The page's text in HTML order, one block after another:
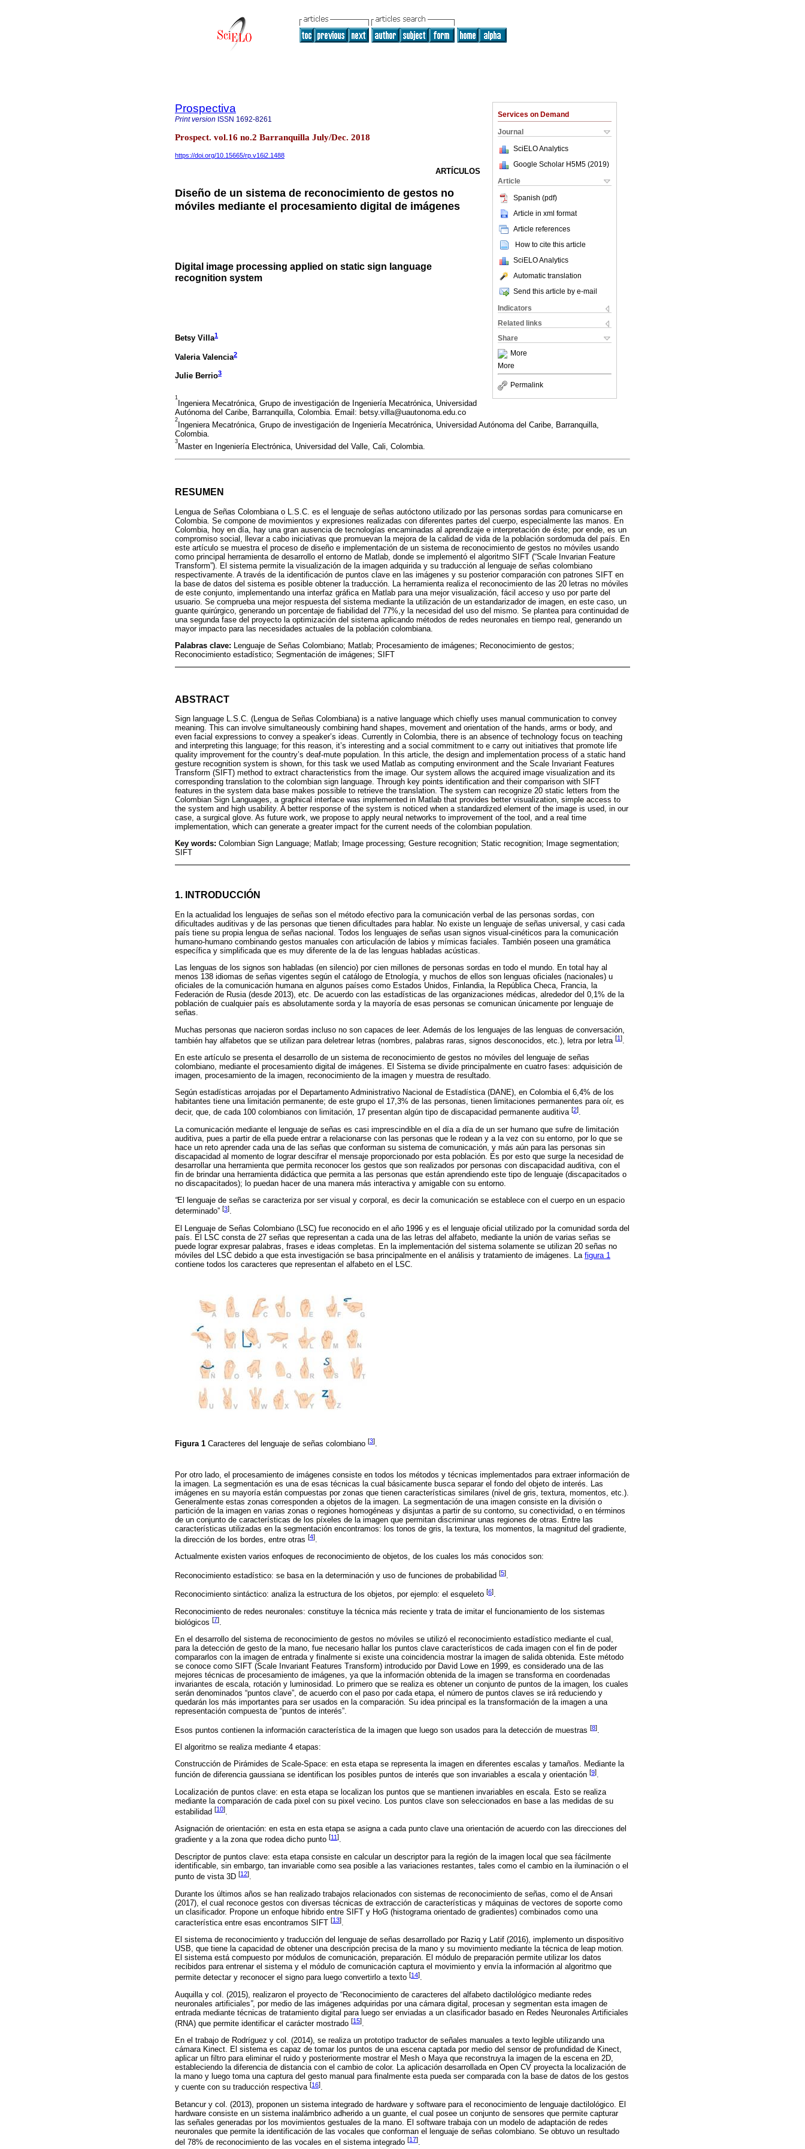
Services on Demand
Journal
SciELO Analytics
Google Scholar H5M5 (2019)
Article
Spanish (pdf)
Article in xml format
Article references
How to cite this article
SciELO Analytics
Automatic translation
Send this article by e-mail
Indicators
Related links
Share
More
More
Permalink
Prospectiva
Print version ISSN 1692-8261
Prospect. vol.16 no.2 Barranquilla July/Dec. 2018
https://doi.org/10.15665/rp.v16i2.1488
ARTÍCULOS
Diseño de un sistema de reconocimiento de gestos no
móviles mediante el procesamiento digital de imágenes
Digital image processing applied on static sign language
recognition system
Betsy Villa1
Valeria Valencia2
Julie Berrio3
1
Ingeniera Mecatrónica, Grupo de investigación de Ingeniería Mecatrónica, Universidad
Autónoma del Caribe, Barranquilla, Colombia. Email: betsy.villa@uautonoma.edu.co
2
Ingeniera Mecatrónica, Grupo de investigación de Ingeniería Mecatrónica, Universidad Autónoma del Caribe, Barranquilla,
Colombia.
3
Master en Ingeniería Electrónica, Universidad del Valle, Cali, Colombia.
RESUMEN
Lengua de Señas Colombiana o L.S.C. es el lenguaje de señas autóctono utilizado por las personas sordas para comunicarse en
Colombia. Se compone de movimientos y expresiones realizadas con diferentes partes del cuerpo, especialmente las manos. En
Colombia, hoy en día, hay una gran ausencia de tecnologías encaminadas al aprendizaje e interpretación de éste; por ende, es un
compromiso social, llevar a cabo iniciativas que promuevan la mejora de la calidad de vida de la población sordomuda del país. En
este artículo se muestra el proceso de diseño e implementación de un sistema de reconocimiento de gestos no móviles usando
como principal herramienta de desarrollo el entorno de Matlab, donde se implementó el algoritmo SIFT (“Scale Invarian Feature
Transform”). El sistema permite la visualización de la imagen adquirida y su traducción al lenguaje de señas colombiano
respectivamente. A través de la identificación de puntos clave en las imágenes y su posterior comparación con patrones SIFT en
la base de datos del sistema es posible obtener la traducción. La herramienta realiza el reconocimiento de las 20 letras no móviles
de este conjunto, implementando una interfaz gráfica en Matlab para una mejor visualización, fácil acceso y uso por parte del
usuario. Se comprueba una mejor respuesta del sistema mediante la utilización de un estandarizador de imagen, en este caso, un
guante quirúrgico, generando un porcentaje de fiabilidad del 77%,y la necesidad del uso del mismo. Se plantea para continuidad de
una segunda fase del proyecto la optimización del sistema aplicando métodos de redes neuronales en tiempo real, generando un
mayor impacto para las necesidades actuales de la población colombiana.
Palabras clave:
Lenguaje de Señas Colombiano; Matlab; Procesamiento de imágenes; Reconocimiento de gestos;
Reconocimiento estadístico; Segmentación de imágenes; SIFT
ABSTRACT
Sign language L.S.C. (Lengua de Señas Colombiana) is a native language which chiefly uses manual communication to convey
meaning. This can involve simultaneously combining hand shapes, movement and orientation of the hands, arms or body, and
even facial expressions to convey a speaker’s ideas. Currently in Colombia, there is an absence of technology focus on teaching
and interpreting this language; for this reason, it’s interesting and a social commitment to e carry out initiatives that promote life
quality improvement for the country’s deaf-mute population. In this article, the design and implementation process of a static hand
gesture recognition system is shown, for this task we used Matlab as computing environment and the Scale Invariant Features
Transform (SIFT) method to extract characteristics from the image. Our system allows the acquired image visualization and its
corresponding translation to the colombian sign language. Through key points identification and their comparison with SIFT
features in the system data base makes possible to retrieve the translation. The system can recognize 20 static letters from the
Colombian Sign Languages, a graphical interface was implemented in Matlab that provides better visualization, simple access to
the system and high usability. A better response of the system is noticed when a standardized element of the image is used, in our
case, a surgical glove. As future work, we propose to apply neural networks to improvement of the tool, and a real time
implementation, which can generate a greater impact for the current needs of the colombian population.
Key words: Colombian Sign Language; Matlab; Image processing; Gesture recognition; Static recognition; Image segmentation;
SIFT
1. INTRODUCCIÓN
En la actualidad los lenguajes de señas son el método efectivo para la comunicación verbal de las personas sordas, con
dificultades auditivas y de las personas que tienen dificultades para hablar. No existe un lenguaje de señas universal, y casi cada
país tiene su propia lengua de señas nacional. Todos los lenguajes de señas usan signos visual-cinéticos para la comunicación
humano-humano combinando gestos manuales con articulación de labios y mímicas faciales. También poseen una gramática
específica y simplificada que es muy diferente de la de las lenguas habladas acústicas.
Las lenguas de los signos son habladas (en silencio) por cien millones de personas sordas en todo el mundo. En total hay al
menos 138 idiomas de señas vigentes según el catálogo de Etnología, y muchos de ellos son lenguas oficiales (nacionales) u
oficiales de la comunicación humana en algunos países como Estados Unidos, Finlandia, la República Checa, Francia, la
Federación de Rusia (desde 2013), etc. De acuerdo con las estadísticas de las organizaciones médicas, alrededor del 0,1% de la
población de cualquier país es absolutamente sorda y la mayoría de esas personas se comunican únicamente por lenguaje de
señas.
Muchas personas que nacieron sordas incluso no son capaces de leer. Además de los lenguajes de las lenguas de conversación,
también hay alfabetos que se utilizan para deletrear letras (nombres, palabras raras, signos desconocidos, etc.), letra por letra [1].
En este artículo se presenta el desarrollo de un sistema de reconocimiento de gestos no móviles del lenguaje de señas
colombiano, mediante el procesamiento digital de imágenes. El Sistema se divide principalmente en cuatro fases: adquisición de
imagen, procesamiento de la imagen, reconocimiento de la imagen y muestra de resultado.
Según estadísticas arrojadas por el Departamento Administrativo Nacional de Estadística (DANE), en Colombia el 6,4% de los
habitantes tiene una limitación permanente; de este grupo el 17,3% de las personas, tienen limitaciones permanentes para oír, es
decir, que, de cada 100 colombianos con limitación, 17 presentan algún tipo de discapacidad permanente auditiva [2].
La comunicación mediante el lenguaje de señas es casi imprescindible en el día a día de un ser humano que sufre de limitación
auditiva, pues a partir de ella puede entrar a relacionarse con las personas que le rodean y a la vez con su entorno, por lo que se
hace un reto aprender cada una de las señas que conforman su sistema de comunicación, y más aún para las personas sin
discapacidad al momento de lograr descifrar el mensaje proporcionado por esta población. Es por esto que surge la necesidad de
desarrollar una herramienta que permita reconocer los gestos que son realizados por personas con discapacidad auditiva, con el
fin de brindar una herramienta didáctica que permita a las personas que están aprendiendo este tipo de lenguaje (discapacitados o
no discapacitados); lo puedan hacer de una manera más interactiva y amigable con su entorno.
“El lenguaje de señas se caracteriza por ser visual y corporal, es decir la comunicación se establece con el cuerpo en un espacio
determinado” [3].
El Lenguaje de Señas Colombiano (LSC) fue reconocido en el año 1996 y es el lenguaje oficial utilizado por la comunidad sorda del
país. El LSC consta de 27 señas que representan a cada una de las letras del alfabeto, mediante la unión de varias señas se
puede lograr expresar palabras, frases e ideas completas. En la implementación del sistema solamente se utilizan 20 señas no
móviles del LSC debido a que esta investigación se basa principalmente en el análisis y tratamiento de imágenes. La figura 1
contiene todos los caracteres que representan el alfabeto en el LSC.
Figura 1 Caracteres del lenguaje de señas colombiano [3].
Por otro lado, el procesamiento de imágenes consiste en todos los métodos y técnicas implementados para extraer información de
la imagen. La segmentación es una de esas técnicas la cual básicamente busca separar el fondo del objeto de interés. Las
imágenes en su mayoría están compuestas por zonas que tienen características similares (nivel de gris, textura, momentos, etc.).
Generalmente estas zonas corresponden a objetos de la imagen. La segmentación de una imagen consiste en la división o
partición de la imagen en varias zonas o regiones homogéneas y disjuntas a partir de su contorno, su conectividad, o en términos
de un conjunto de características de los píxeles de la imagen que permitan discriminar unas regiones de otras. Entre las
características utilizadas en la segmentación encontramos: los tonos de gris, la textura, los momentos, la magnitud del gradiente,
la dirección de los bordes, entre otras [4].
Actualmente existen varios enfoques de reconocimiento de objetos, de los cuales los más conocidos son:
Reconocimiento estadístico: se basa en la determinación y uso de funciones de probabilidad [5].
Reconocimiento sintáctico: analiza la estructura de los objetos, por ejemplo: el esqueleto [6].
Reconocimiento de redes neuronales: constituye la técnica más reciente y trata de imitar el funcionamiento de los sistemas
biológicos [7].
En el desarrollo del sistema de reconocimiento de gestos no móviles se utilizó el reconocimiento estadístico mediante el cual,
para la detección de gesto de la mano, fue necesario hallar los puntos clave característicos de cada imagen con el fin de poder
compararlos con la imagen de entrada y finalmente si existe una coincidencia mostrar la imagen de salida obtenida. Este método
se conoce como SIFT (Scale Invariant Features Transform) introducido por David Lowe en 1999, es considerado una de las
mejores técnicas de procesamiento de imágenes, ya que la información obtenida de la imagen se transforma en coordenadas
invariantes de escala, rotación y luminosidad. Lo primero que se realiza es obtener un conjunto de puntos de la imagen, los cuales
serán denominados “puntos clave”, de acuerdo con el paso por cada etapa, el número de puntos claves se irá reduciendo y
quedarán los más importantes para ser usados en la comparación. Su idea principal es la transformación de la imagen a una
representación compuesta de “puntos de interés”.
Esos puntos contienen la información característica de la imagen que luego son usados para la detección de muestras [8]
El algoritmo se realiza mediante 4 etapas:
Construcción de Pirámides de Scale-Space: en esta etapa se representa la imagen en diferentes escalas y tamaños. Mediante la
función de diferencia gaussiana se identifican los posibles puntos de interés que son invariables a escala y orientación [9].
Localización de puntos clave: en esta etapa se localizan los puntos que se mantienen invariables en escala. Esto se realiza
mediante la comparación de cada pixel con su pixel vecino. Los puntos clave son seleccionados en base a las medidas de su
estabilidad [10].
Asignación de orientación: en esta en esta etapa se asigna a cada punto clave una orientación de acuerdo con las direcciones del
gradiente y a la zona que rodea dicho punto [11].
Descriptor de puntos clave: esta etapa consiste en calcular un descriptor para la región de la imagen local que sea fácilmente
identificable, sin embargo, tan invariable como sea posible a las variaciones restantes, tales como el cambio en la iluminación o el
punto de vista 3D [12].
Durante los últimos años se han realizado trabajos relacionados con sistemas de reconocimiento de señas, como el de Ansari
(2017), el cual reconoce gestos con diversas técnicas de extracción de características y máquinas de vectores de soporte como
un clasificador. Propone un enfoque hibrido entre SIFT y HoG (histograma orientado de gradientes) combinados como una
característica entre esas encontramos SIFT [13].
El sistema de reconocimiento y traducción del lenguaje de señas desarrollado por Raziq y Latif (2016), implemento un dispositivo
USB, que tiene la capacidad de obtener una descripción precisa de la mano y su movimiento mediante la técnica de leap motion.
El sistema está compuesto por módulos de comunicación, preparación. El módulo de preparación permite utilizar los datos
recibidos para entrenar el sistema y el módulo de comunicación captura el movimiento y envía la información al algoritmo que
permite detectar y reconocer el signo para luego convertirlo a texto [14].
Auquilla y col. (2015), realizaron el proyecto de “Reconocimiento de caracteres del alfabeto dactilológico mediante redes
neuronales artificiales”, por medio de las imágenes adquiridas por una cámara digital, procesan y segmentan esta imagen de
entrada mediante técnicas de tratamiento digital para luego ser enviadas a un clasificador basado en Redes Neuronales Artificiales
(RNA) que permite identificar el carácter mostrado [15].
En el trabajo de Rodríguez y col. (2014), se realiza un prototipo traductor de señales manuales a texto legible utilizando una
cámara Kinect. El sistema es capaz de tomar los puntos de una escena captada por medio del sensor de profundidad de Kinect,
aplicar un filtro para eliminar el ruido y posteriormente mostrar el Mesh o Maya que reconstruya la imagen de la escena en 2D,
estableciendo la diferencia de distancia con el cambio de color. La aplicación desarrollada en Open CV proyecta la localización de
la mano y luego toma una captura del gesto manual para finalmente esta pueda ser comparada con la base de datos de los gestos
y cuente con su traducción respectiva [16].
Betancur y col. (2013), proponen un sistema integrado de hardware y software para el reconocimiento de lenguaje dactilológico. El
hardware consiste en un sistema inalámbrico adherido a un guante, el cual posee un conjunto de sensores que permite capturar
las señales generadas por los movimientos gestuales de la mano. El software trabaja con un modelo de adaptación de redes
neuronales que permite la identificación de las vocales que conforman el lenguaje de señas colombiano. Se obtuvo un resultado
del 78% de reconocimiento de las vocales en el sistema integrado [17].